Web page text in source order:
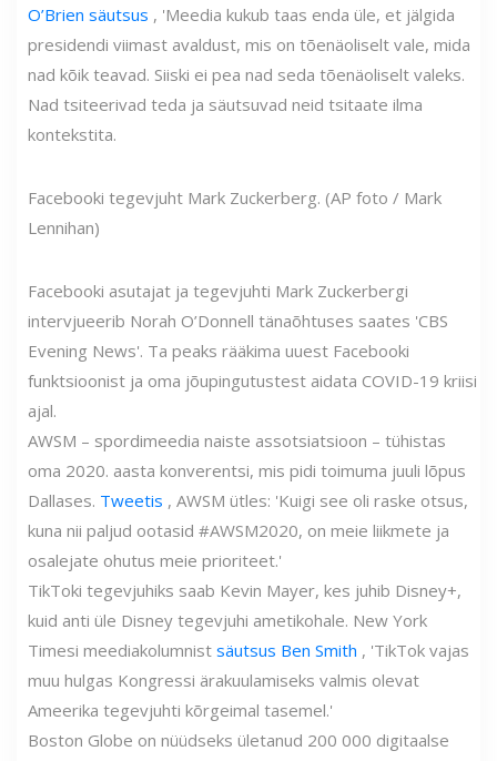
O’Brien säutsus , 'Meedia kukub taas enda üle, et jälgida
presidendi viimast avaldust, mis on tõenäoliselt vale, mida
nad kõik teavad. Siiski ei pea nad seda tõenäoliselt valeks.
Nad tsiteerivad teda ja säutsuvad neid tsitaate ilma
kontekstita.
Facebooki tegevjuht Mark Zuckerberg. (AP foto / Mark
Lennihan)
Facebooki asutajat ja tegevjuhti Mark Zuckerbergi
intervjueerib Norah O’Donnell tänaõhtuses saates 'CBS
Evening News'. Ta peaks rääkima uuest Facebooki
funktsioonist ja oma jõupingutustest aidata COVID-19 kriisi
ajal.
AWSM – spordimeedia naiste assotsiatsioon – tühistas
oma 2020. aasta konverentsi, mis pidi toimuma juuli lõpus
Dallases. Tweetis , AWSM ütles: 'Kuigi see oli raske otsus,
kuna nii paljud ootasid #AWSM2020, on meie liikmete ja
osalejate ohutus meie prioriteet.'
TikToki tegevjuhiks saab Kevin Mayer, kes juhib Disney+,
kuid anti üle Disney tegevjuhi ametikohale. New York
Timesi meediakolumnist säutsus Ben Smith , 'TikTok vajas
muu hulgas Kongressi ärakuulamiseks valmis olevat
Ameerika tegevjuhti kõrgeimal tasemel.'
Boston Globe on nüüdseks ületanud 200 000 digitaalse